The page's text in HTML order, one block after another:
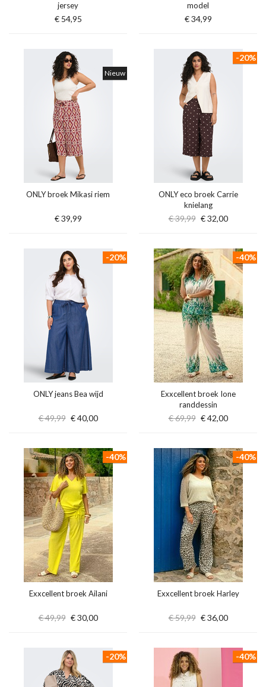
jersey
€ 54,95
model
€ 34,99
Nieuw
ONLY broek Mikasi riem
€ 39,99
ONLY eco broek Carrie
knielang
€ 39,99 € 32,00
-20%
ONLY jeans Bea wijd
€ 49,99 € 40,00
-20%
Exxcellent broek Ione
randdessin
€ 69,99 € 42,00
-40%
Exxcellent broek Ailani
€ 49,99 € 30,00
-40%
Exxcellent broek Harley
€ 59,99 € 36,00
-40%
-20% -40%